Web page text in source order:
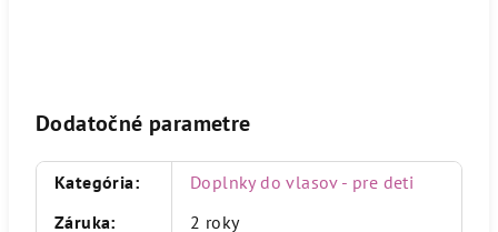
Dodatočné parametre
Kategória:
Doplnky do vlasov - pre deti
Záruka:
2 roky